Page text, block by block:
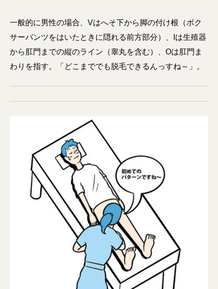
一般的に男性の場合、Vはへそ下から脚の付け根（ボク
サーパンツをはいたときに隠れる前方部分）、Iは生殖器
から肛門までの縦のライン（睾丸を含む）、Oは肛門ま
わりを指す。「どこまででも脱毛できるんっすね～」。